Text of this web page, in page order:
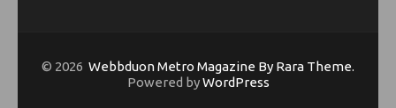
© 2026 WebbduonMetro Magazine By Rara Theme.
Powered byWordPress